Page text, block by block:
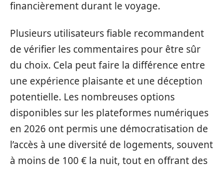
financièrement durant le voyage.
Plusieurs utilisateurs fiable recommandent
de vérifier les commentaires pour être sûr
du choix. Cela peut faire la différence entre
une expérience plaisante et une déception
potentielle. Les nombreuses options
disponibles sur les plateformes numériques
en 2026 ont permis une démocratisation de
l’accès à une diversité de logements, souvent
à moins de 100 € la nuit, tout en offrant des